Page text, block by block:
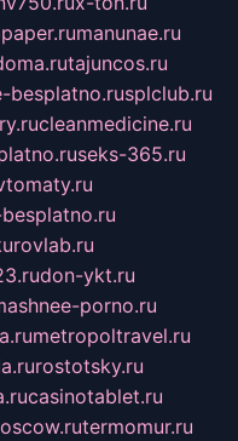
manunae.ru
tajuncos.ru
besplatno.rusplclub.ru
cleanmedicine.ru
seks-365.ru
don-ykt.ru
porno.ru
metropoltravel.ru
rostotsky.ru
casinotablet.ru
termomur.ru